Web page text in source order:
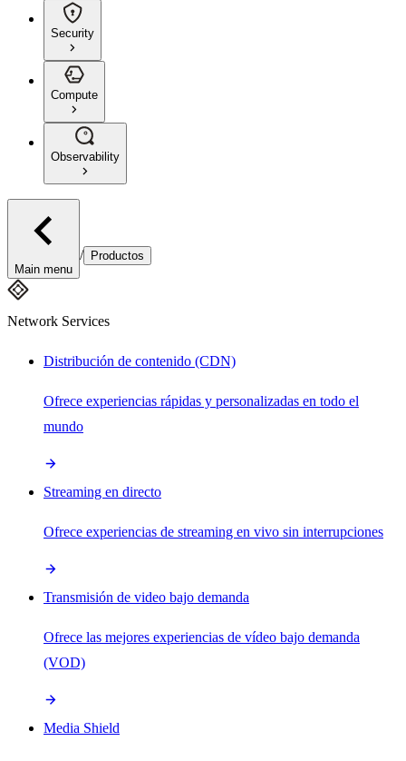
Security
Compute
Observability
Main menu
/ Productos
Network Services
Distribución de contenido (CDN)
Ofrece experiencias rápidas y personalizadas en todo el
mundo
Streaming en directo
Ofrece experiencias de streaming en vivo sin interrupciones
Transmisión de video bajo demanda
Ofrece las mejores experiencias de vídeo bajo demanda
(VOD)
Media Shield